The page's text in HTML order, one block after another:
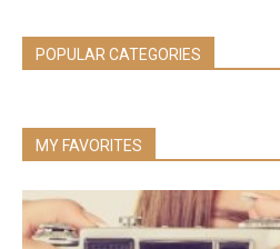
POPULAR CATEGORIES
MY FAVORITES